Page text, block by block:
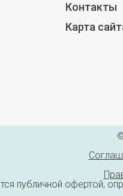
Контакты
Карта
публичной офертой,